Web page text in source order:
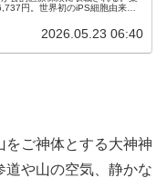
円。世界初のiPS細胞由来再
2026.05.23 06:40
ご神体とする大神神
や山の空気、静かな